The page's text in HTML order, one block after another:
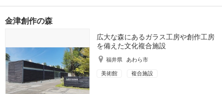
金津創作の森
広大な森にあるガラス工房や創作工房
を備えた文化複合施設
福井県 あわら市
美術館 複合施設